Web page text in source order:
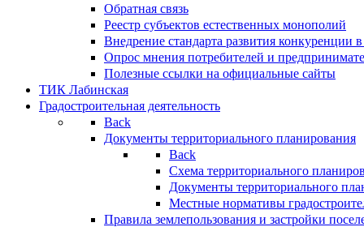
Обратная связь
Реестр субъектов естественных монополий
Внедрение стандарта развития конкуренции
Опрос мнения потребителей и
Полезные ссылки на официальные сайты
ТИК Лабинская
Градостроительная деятельность
Back
Документы территориального планирования
Back
Схема территориального
Документы территориального
Местные нормативы
Правила землепользования и застройки